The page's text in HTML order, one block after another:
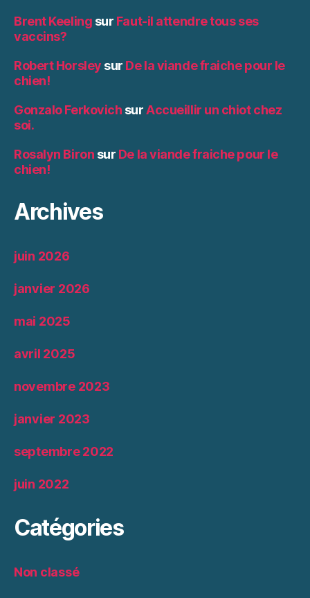
Brent Keeling sur Faut-il attendre tous ses
vaccins?
Robert Horsley sur De la viande fraiche pour le
chien!
Gonzalo Ferkovich surAccueillir un chiot chez
soi.
Rosalyn Biron sur De la viande fraiche pour le
chien!
Archives
juin 2026
janvier 2026
mai 2025
avril 2025
novembre 2023
janvier 2023
septembre 2022
juin 2022
Catégories
Non classé